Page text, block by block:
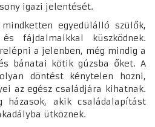
igazi jelentését.
egyedülálló szülők,
fájdalmaikkal küszködnek.
a jelenben, még mindig a
bánatai kötik gúzsba őket. A
döntést kénytelen hozni,
az egész családjára kihatnak.
házasok, akik családalapítást
ütköznek.